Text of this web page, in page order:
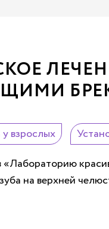
взрослых
«Лабораторию
на верхней